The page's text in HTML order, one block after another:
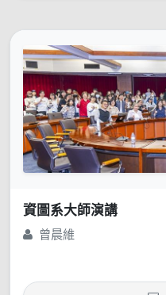
資圖系大師演講
曾晨維